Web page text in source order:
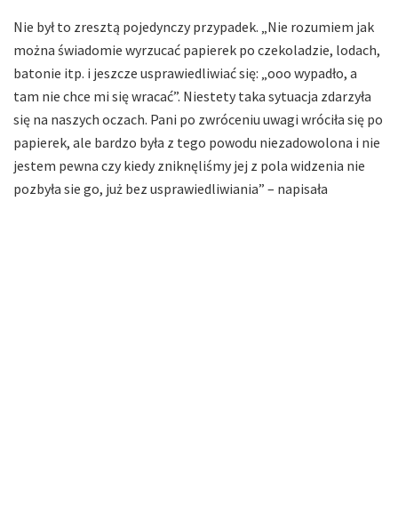
Nie był to zresztą pojedynczy przypadek. „Nie rozumiem jak
można świadomie wyrzucać papierek po czekoladzie, lodach,
batonie itp. i jeszcze usprawiedliwiać się: „ooo wypadło, a
tam nie chce mi się wracać”. Niestety taka sytuacja zdarzyła
się na naszych oczach. Pani po zwróceniu uwagi wróciła się po
papierek, ale bardzo była z tego powodu niezadowolona i nie
jestem pewna czy kiedy zniknęliśmy jej z pola widzenia nie
pozbyła sie go, już bez usprawiedliwiania” – napisała